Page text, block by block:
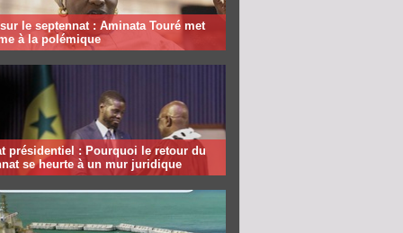
le septennat : Aminata Touré met
à la polémique
présidentiel : Pourquoi le retour du
se heurte à un mur juridique